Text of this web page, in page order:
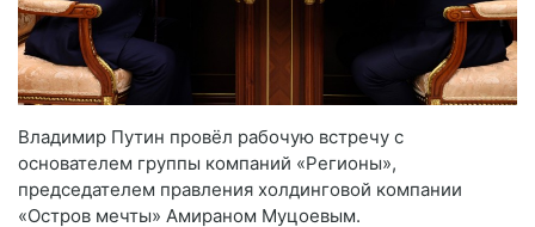
Владимир Путин провёл рабочую встречу с
основателем группы компаний «Регионы»,
председателем правления холдинговой компании
«Остров мечты» Амираном Муцоевым.